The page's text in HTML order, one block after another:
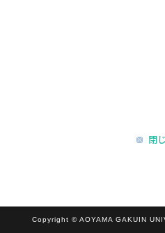
閉
Copyright © AOYAMA GAKUIN